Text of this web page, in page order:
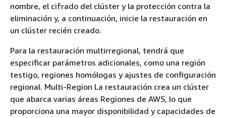
nombre, el cifrado del clúster y la protección contra la
eliminación y, a continuación, inicie la restauración en
un clúster recién creado.
Para la restauración multirregional, tendrá que
especificar parámetros adicionales, como una región
testigo, regiones homólogas y ajustes de configuración
regional. Multi-Region La restauración crea un clúster
que abarca varias áreas Regiones de AWS, lo que
proporciona una mayor disponibilidad y capacidades de